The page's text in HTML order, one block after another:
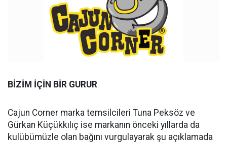
BİZİM İÇİN BİR GURUR
Cajun Corner marka temsilcileri Tuna Peksöz ve
Gürkan Küçükkılıç ise markanın önceki yıllarda da
kulübümüzle olan bağını vurgulayarak şu açıklamada